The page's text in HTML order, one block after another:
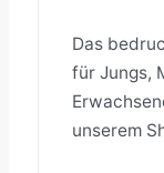
Das
für Jungs,
unserem